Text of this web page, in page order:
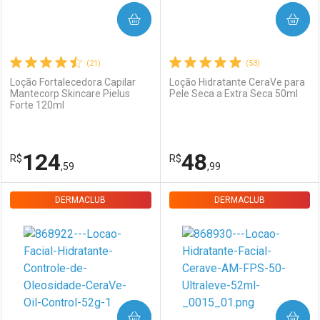
(21)
Loção Fortalecedora Capilar
Mantecorp Skincare Pielus
Forte 120ml
R$124,59
COMPRAR
Laboratório
Por Menos
(53)
Loção Hidratante CeraVe para
Pele Seca a Extra Seca 50ml
R$48,99
COMPRAR
Dermaclub
Por Menos
DERMACLUB
COMPRAR
DERMACLUB
COMPRAR